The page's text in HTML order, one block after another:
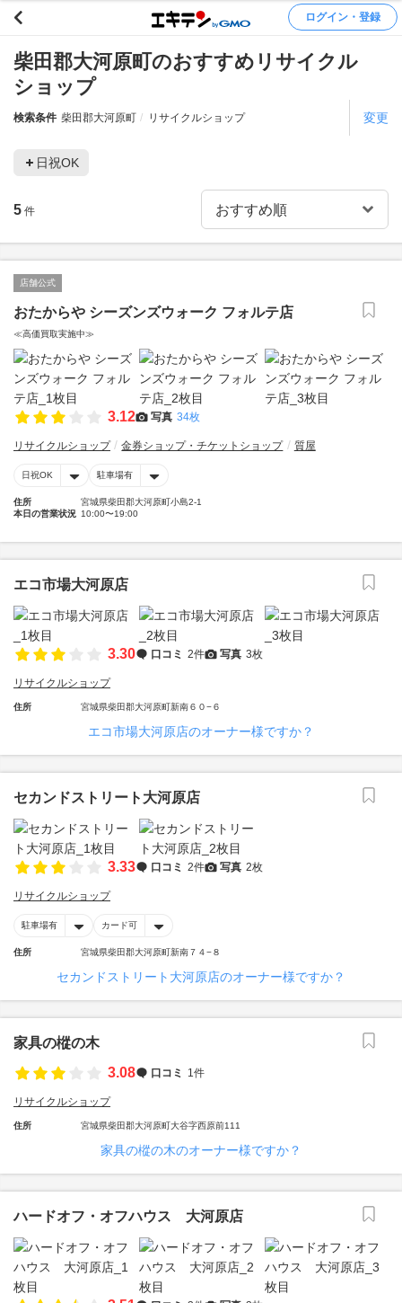
ログイン・登録
柴田郡大河原町のおすすめリサイクル
ショップ
検索条件 柴田郡大河原町 リサイクルショップ 変更
日祝OK
5 件
店舗公式
おたからや シーズンズウォーク フォルテ店
≪高価買取実施中≫
3.12 写真 34枚
リサイクルショップ 金券ショップ・チケットショップ 質屋
日祝OK 駐車場有
住所
宮城県柴田郡大河原町小島2-1
本日の営業状況 10:00〜19:00
エコ市場大河原店
3.30 口コミ 2件 写真 3枚
リサイクルショップ
住所 宮城県柴田郡大河原町新南６０−６
エコ市場大河原店のオーナー様ですか？
セカンドストリート大河原店
3.33 口コミ 2件 写真 2枚
リサイクルショップ
駐車場有 カード可
住所 宮城県柴田郡大河原町新南７４−８
セカンドストリート大河原店のオーナー様ですか？
家具の樅の木
3.08
口コミ 1件
リサイクルショップ
住所 宮城県柴田郡大河原町大谷字西原前111
家具の樅の木のオーナー様ですか？
ハードオフ・オフハウス 大河原店